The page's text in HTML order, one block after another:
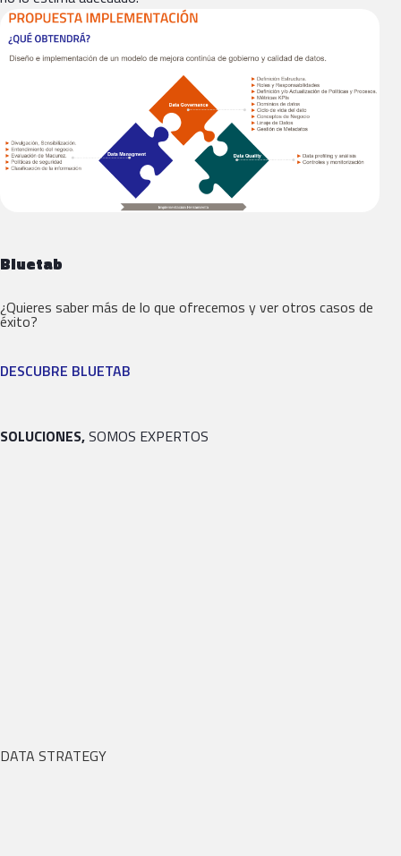
Bluetab
¿Quieres saber más de lo que ofrecemos y ver otros casos de
éxito?
DESCUBRE BLUETAB
SOLUCIONES,SOMOS EXPERTOS
DATA STRATEGY